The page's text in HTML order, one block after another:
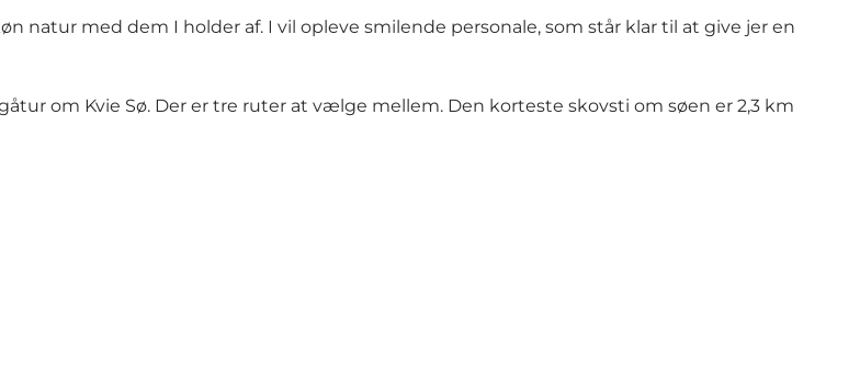
natur med dem I holder af. I vil opleve smilende personale, som står klar til at give jer en
om Kvie Sø. Der er tre ruter at vælge mellem. Den korteste skovsti om søen er 2,3 km